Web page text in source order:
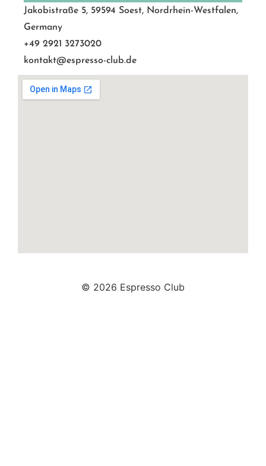
Jakobistraße 5, 59594 Soest, Nordrhein-Westfalen,
Germany
+49 2921 3273020
kontakt@espresso-club.de
© 2026 Espresso Club